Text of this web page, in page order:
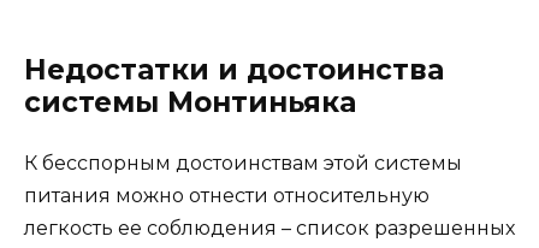
Недостатки и достоинства
системы Монтиньяка
К бесспорным достоинствам этой системы
питания можно отнести относительную
легкость ее соблюдения – список разрешенных